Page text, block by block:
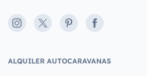
Instagram
X PinterestFacebook
ALQUILER AUTOCARAVANAS